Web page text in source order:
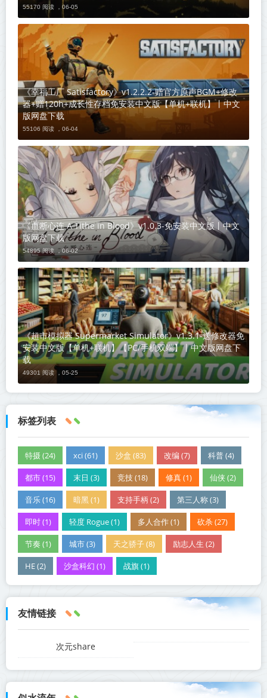
55170 阅读 ， 06-05
《幸福工厂 Satisfactory》v1.2.2.2-赠官方原声BGM+修改
器+赠120h+成长性存档免安装中文版【单机+联机】丨中文
版网盘下载
55106 阅读 ， 06-04
《血断心连 A Tithe in Blood》v1.0.3-免安装中文版丨中文
版网盘下载
54895 阅读 ， 06-02
《超市模拟器 Supermarket Simulator》v1.3.1-送修改器免
安装中文版【单机+联机】【PC/手机双端】丨中文版网盘下
载
49301 阅读 ， 05-25
标签列表
特摄 (24) xci (61) 沙盒 (83) 改编 (7) 科普 (4)
都市 (15) 末日 (3) 竞技 (18) 修真 (1) 仙侠 (2)
音乐 (16) 暗黑 (1) 支持手柄 (2) 第三人称 (3)
即时 (1) 轻度 Rogue (1) 多人合作 (1) 砍杀 (27)
节奏 (1) 城市 (3) 天之骄子 (8) 励志人生 (2)
HE (2) 沙盒科幻 (1) 战旗 (1)
友情链接
次元share